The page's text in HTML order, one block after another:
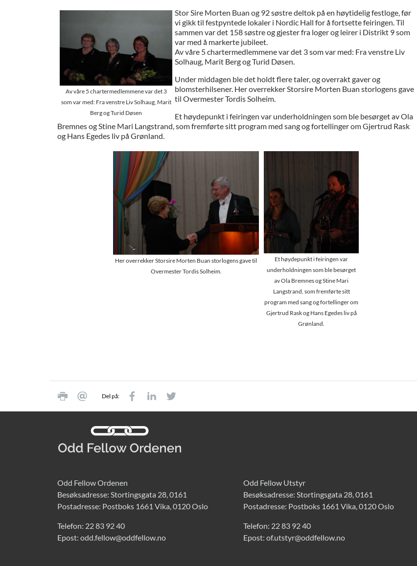
Av våre 5 chartermedlemmene var det 3
som var med: Fra venstre Liv Solhaug, Marit
Berg og Turid Døsen
Stor Sire Morten Buan og 92 søstre deltok på en høytidelig festloge, før
vi gikk til festpyntede lokaler i Nordic Hall for å fortsette feiringen. Til
sammen var det 158 søstre og gjester fra loger og leirer i Distrikt 9 som
var med å markerte jubileet.
Av våre 5 chartermedlemmene var det 3 som var med: Fra venstre Liv
Solhaug, Marit Berg og Turid Døsen.
Under middagen ble det holdt flere taler, og overrakt gaver og
blomsterhilsener. Her overrekker Storsire Morten Buan storlogens gave
til Overmester Tordis Solheim.
Et høydepunkt i feiringen var underholdningen som ble besørget av Ola
Bremnes og Stine Mari Langstrand, som fremførte sitt program med sang og fortellinger om Gjertrud Rask
og Hans Egedes liv på Grønland.
Her overrekker Storsire Morten Buan storlogens gave til
Overmester Tordis Solheim.
Et høydepunkt i feiringen var
underholdningen som ble besørget
av Ola Bremnes og Stine Mari
Langstrand, som fremførte sitt
program med sang og fortellinger om
Gjertrud Rask og Hans Egedes liv på
Grønland.
Del på:
Odd Fellow Ordenen
Besøksadresse: Stortingsgata 28, 0161
Postadresse: Postboks 1661 Vika, 0120 Oslo
Telefon: 22 83 92 40
Epost: odd.fellow@oddfellow.no
Odd Fellow Utstyr
Besøksadresse: Stortingsgata 28, 0161
Postadresse: Postboks 1661 Vika, 0120 Oslo
Telefon: 22 83 92 40
Epost: of.utstyr@oddfellow.no